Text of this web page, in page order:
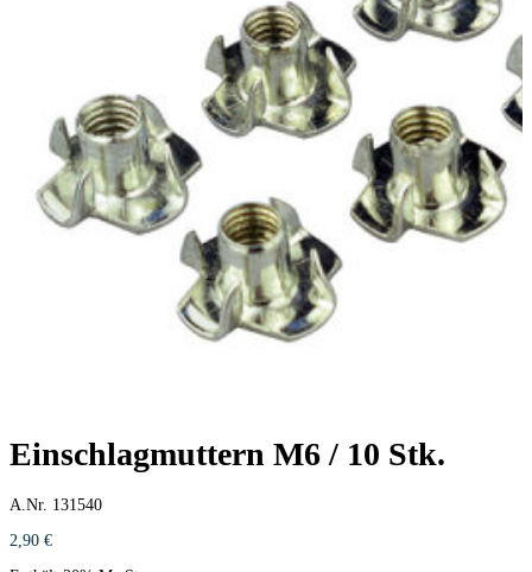
Einschlagmuttern M6 / 10 Stk.
A.Nr. 131540
2,90 €